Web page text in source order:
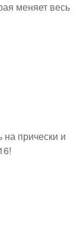
меняет весь
прически и